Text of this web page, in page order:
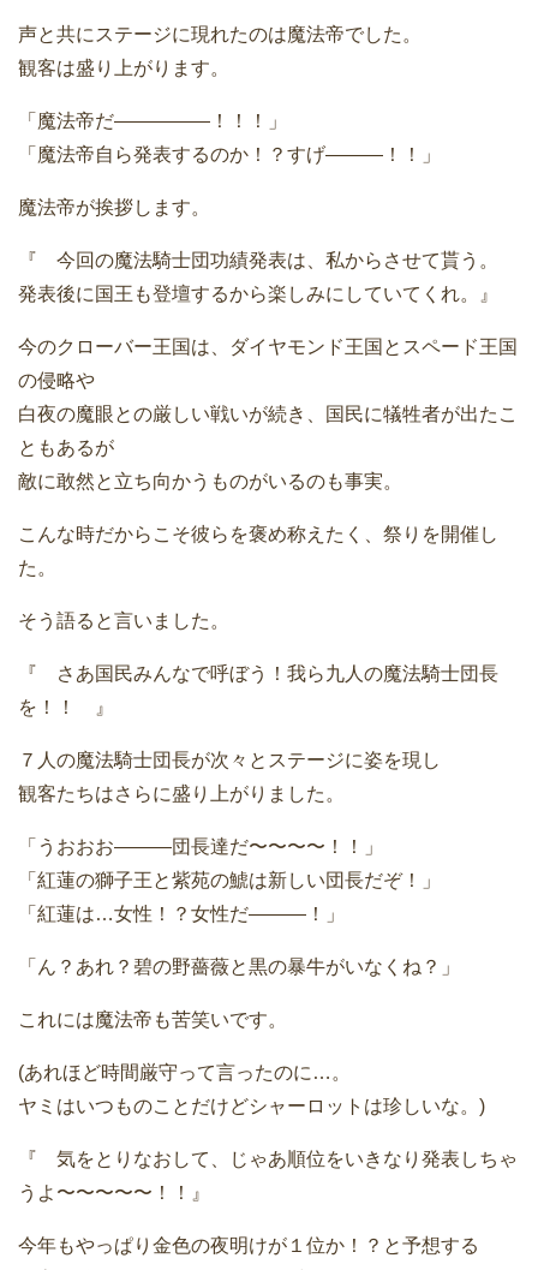
声と共にステージに現れたのは魔法帝でした。
観客は盛り上がります。
「魔法帝だ—————！！！」
「魔法帝自ら発表するのか！？すげ———！！」
魔法帝が挨拶します。
『 今回の魔法騎士団功績発表は、私からさせて貰う。
発表後に国王も登壇するから楽しみにしていてくれ。』
今のクローバー王国は、ダイヤモンド王国とスペード王国
の侵略や
白夜の魔眼との厳しい戦いが続き、国民に犠牲者が出たこ
ともあるが
敵に敢然と立ち向かうものがいるのも事実。
こんな時だからこそ彼らを褒め称えたく、祭りを開催し
た。
そう語ると言いました。
『 さあ国民みんなで呼ぼう！我ら九人の魔法騎士団長
を！！ 』
７人の魔法騎士団長が次々とステージに姿を現し
観客たちはさらに盛り上がりました。
「うおおお———団長達だ〜〜〜〜！！」
「紅蓮の獅子王と紫苑の鯱は新しい団長だぞ！」
「紅蓮は…女性！？女性だ———！」
「ん？あれ？碧の野薔薇と黒の暴牛がいなくね？」
これには魔法帝も苦笑いです。
(あれほど時間厳守って言ったのに…。
ヤミはいつものことだけどシャーロットは珍しいな。)
『 気をとりなおして、じゃあ順位をいきなり発表しちゃ
うよ〜〜〜〜〜！！』
今年もやっぱり金色の夜明けが１位か！？と予想する